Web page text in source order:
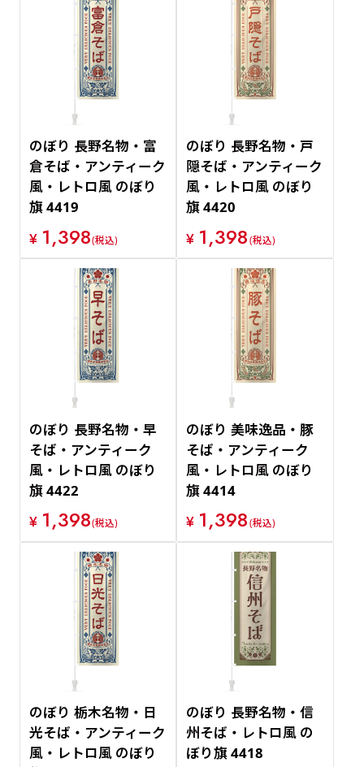
のぼり 長野名物・富
倉そば・アンティーク
風・レトロ風 のぼり
旗 4419
¥ 1,398(税込)
のぼり 長野名物・戸
隠そば・アンティーク
風・レトロ風 のぼり
旗 4420
¥ 1,398(税込)
のぼり 長野名物・早
そば・アンティーク
風・レトロ風 のぼり
旗 4422
¥ 1,398(税込)
のぼり 美味逸品・豚
そば・アンティーク
風・レトロ風 のぼり
旗 4414
¥ 1,398(税込)
のぼり 栃木名物・日
光そば・アンティーク
風・レトロ風 のぼり
のぼり 長野名物・信
州そば・レトロ風 の
ぼり旗 4418